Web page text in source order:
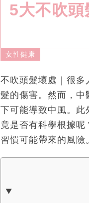
5大不吹頭
女性健康
不吹頭髮壞處｜很
髮的傷害。然而，中
下可能導致中風。此
竟是否有科學根據
習慣可能帶來的風險